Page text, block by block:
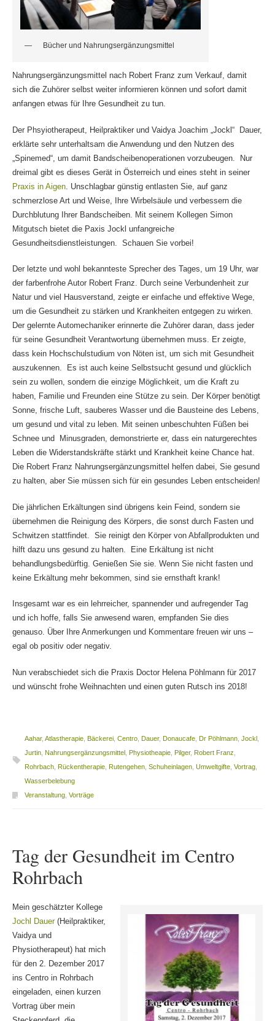
Bücher und Nahrungsergänzungsmittel
Nahrungsergänzungsmittel nach Robert Franz zum Verkauf, damit
sich die Zuhörer selbst weiter informieren können und sofort damit
anfangen etwas für Ihre Gesundheit zu tun.
Der Phsyiotherapeut, Heilpraktiker und Vaidya Joachim „Jockl“ Dauer,
erklärte sehr unterhaltsam die Anwendung und den Nutzen des
„Spinemed“, um damit Bandscheibenoperationen vorzubeugen. Nur
dreimal gibt es dieses Gerät in Österreich und eines steht in seiner
Praxis in Aigen. Unschlagbar günstig entlasten Sie, auf ganz
schmerzlose Art und Weise, Ihre Wirbelsäule und verbessern die
Durchblutung Ihrer Bandscheiben. Mit seinem Kollegen Simon
Mitgutsch bietet die Paxis Jockl unfangreiche
Gesundheitsdienstleistungen. Schauen Sie vorbei!
Der letzte und wohl bekannteste Sprecher des Tages, um 19 Uhr, war
der farbenfrohe Autor Robert Franz. Durch seine Verbundenheit zur
Natur und viel Hausverstand, zeigte er einfache und effektive Wege,
um die Gesundheit zu stärken und Krankheiten entgegen zu wirken.
Der gelernte Automechaniker erinnerte die Zuhörer daran, dass jeder
für seine Gesundheit Verantwortung übernehmen muss. Er zeigte,
dass kein Hochschulstudium von Nöten ist, um sich mit Gesundheit
auszukennen. Es ist auch keine Selbstsucht gesund und glücklich
sein zu wollen, sondern die einzige Möglichkeit, um die Kraft zu
haben, Familie und Freunden eine Stütze zu sein. Der Körper benötigt
Sonne, frische Luft, sauberes Wasser und die Bausteine des Lebens,
um gesund und vital zu leben. Mit seinen unbeschuhten Füßen bei
Schnee und Minusgraden, demonstrierte er, dass ein naturgerechtes
Leben die Widerstandskräfte stärkt und Krankheit keine Chance hat.
Die Robert Franz Nahrungsergänzungsmittel helfen dabei, Sie gesund
zu halten, aber Sie müssen sich für ein gesundes Leben entscheiden!
Die jährlichen Erkältungen sind übrigens kein Feind, sondern sie
übernehmen die Reinigung des Körpers, die sonst durch Fasten und
Schwitzen stattfindet. Sie reinigt den Körper von Abfallprodukten und
hilft dazu uns gesund zu halten. Eine Erkältung ist nicht
behandlungsbedürftig. Genießen Sie sie. Wenn Sie nicht fasten und
keine Erkältung mehr bekommen, sind sie ernsthaft krank!
Insgesamt war es ein lehrreicher, spannender und aufregender Tag
und ich hoffe, falls Sie anwesend waren, empfanden Sie dies
genauso. Über Ihre Anmerkungen und Kommentare freuen wir uns –
egal ob positiv oder negativ.
Nun verabschiedet sich die Praxis Doctor Helena Pöhlmann für 2017
und wünscht frohe Weihnachten und einen guten Rutsch ins 2018!
Aahar, Atlastherapie, Bäckerei, Centro, Dauer, Donaucafe, Dr Pöhlmann, Jockl,
Jurtin, Nahrungsergänzungsmittel, Physiotheapie, Pilger, Robert Franz
Rohrbach, Rückentherapie, Rutengehen, Schuheinlagen, Umweltgifte, Vortrag,
Wasserbelebung
Veranstaltung, Vorträge
Tag der Gesundheit im Centro
Rohrbach
Mein geschätzter Kollege
Jochl Dauer(Heilpraktiker,
Vaidya und
Physiotherapeut) hat mich
für den 2. Dezember 2017
ins Centro in Rohrbach
eingeladen, einen kurzen
Vortrag über mein